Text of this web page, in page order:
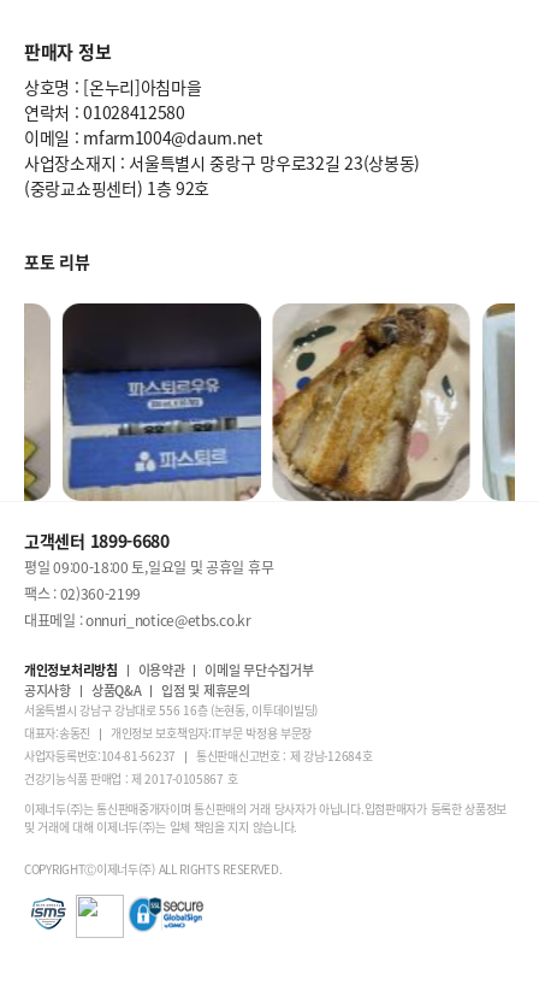
판매자 정보
상호명 : [온누리]아침마을
연락처 : 01028412580
이메일 : mfarm1004@daum.net
사업장소재지 : 서울특별시 중랑구 망우로32길 23(상봉동)
(중랑교쇼핑센터) 1층 92호
포토 리뷰
고객센터 1899-6680
평일 09:00-18:00 토,일요일 및 공휴일 휴무
팩스 : 02)360-2199
대표메일 : onnuri_notice@etbs.co.kr
개인정보처리방침 이용약관
이메일 무단수집거부
공지사항
상품Q&A 입점 및 제휴문의
서울특별시 강남구 강남대로 556 16층 (논현동, 이투데이빌딩)
대표자:송동진
개인정보 보호책임자:IT부문 박정용 부문장
사업자등록번호:104-81-56237
통신판매신고번호 : 제 강남-12684호
건강기능식품 판매업 : 제 2017-0105867 호
이제너두(주)는 통신판매중개자이며 통신판매의 거래 당사자가 아닙니다.입점판매자가 등록한 상품정보
및 거래에 대해 이제너두(주)는 일체 책임을 지지 않습니다.
COPYRIGHTⒸ이제너두(주) ALL RIGHTS RESERVED.